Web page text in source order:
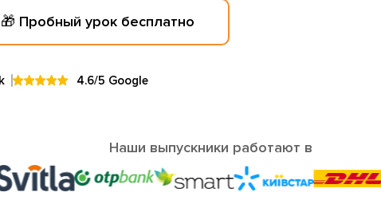
🎁 Пробный урок бесплатно
4.6/5 Google
Наши выпускники работают в